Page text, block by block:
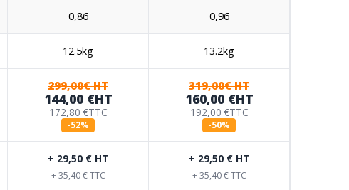
0,86 0,96
12.5kg 13.2kg
299,00€ HT
144,00 €HT
172,80 €TTC
-52%
319,00€ HT
160,00 €HT
192,00 €TTC
-50%
+ 29,50 € HT
+ 35,40 € TTC
+ 29,50 € HT
+ 35,40 € TTC